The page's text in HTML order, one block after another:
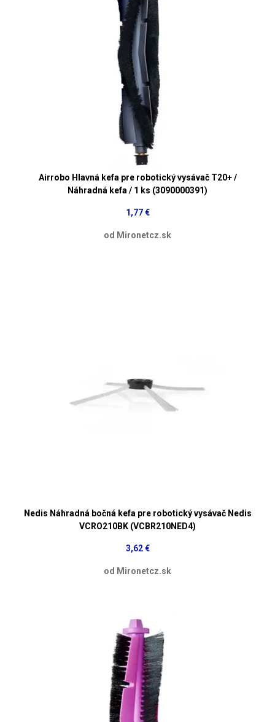
Airrobo Hlavná kefa pre robotický vysávač T20+ /
Náhradná kefa / 1 ks (3090000391)
1,77 €
od Mironetcz.sk
Nedis Náhradná bočná kefa pre robotický vysávač Nedis
VCRO210BK (VCBR210NED4)
3,62 €
od Mironetcz.sk